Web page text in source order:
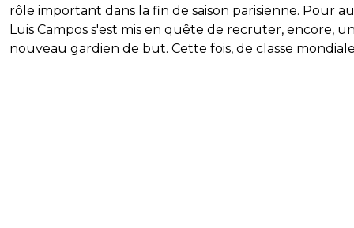
rôle important dans la fin de saison parisienne. Pour
Luis Campos s'est mis en quête de recruter, encore,
nouveau gardien de but. Cette fois, de classe